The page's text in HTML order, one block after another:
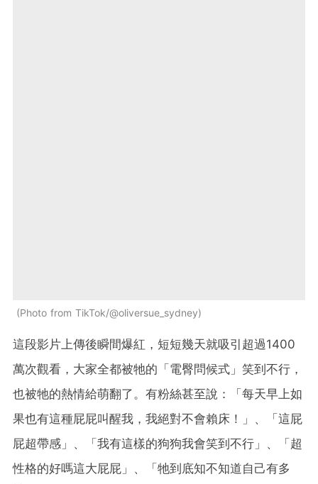
Photo from TikTok/@oliversue_sydney
這段影片上傳後瞬間爆紅，短短幾天就吸引超過1400
萬次觀看，大家全都被牠的「電臀問候式」笑到不行，
也被牠的熱情給萌翻了。有粉絲甚至說：「每天早上如
果也有這種屁屁叫醒我，我絕對不會賴床！」、「這屁
屁超帶感」、「我有這樣的狗狗我會笑到不行」、「超
性格的好嗎這大屁屁」、「牠到底知不知道自己有多